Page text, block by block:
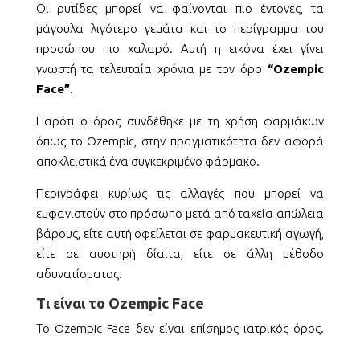
Οι ρυτίδες μπορεί να φαίνονται πιο έντονες, τα
μάγουλα λιγότερο γεμάτα και το περίγραμμα του
προσώπου πιο χαλαρό. Αυτή η εικόνα έχει γίνει
γνωστή τα τελευταία χρόνια με τον όρο “Ozempic
Face”.
Παρότι ο όρος συνδέθηκε με τη χρήση φαρμάκων
όπως το Ozempic, στην πραγματικότητα δεν αφορά
αποκλειστικά ένα συγκεκριμένο φάρμακο.
Περιγράφει κυρίως τις αλλαγές που μπορεί να
εμφανιστούν στο πρόσωπο μετά από ταχεία απώλεια
βάρους, είτε αυτή οφείλεται σε φαρμακευτική αγωγή,
είτε σε αυστηρή δίαιτα, είτε σε άλλη μέθοδο
αδυνατίσματος.
Τι είναι το Ozempic Face
Το Ozempic Face δεν είναι επίσημος ιατρικός όρος.